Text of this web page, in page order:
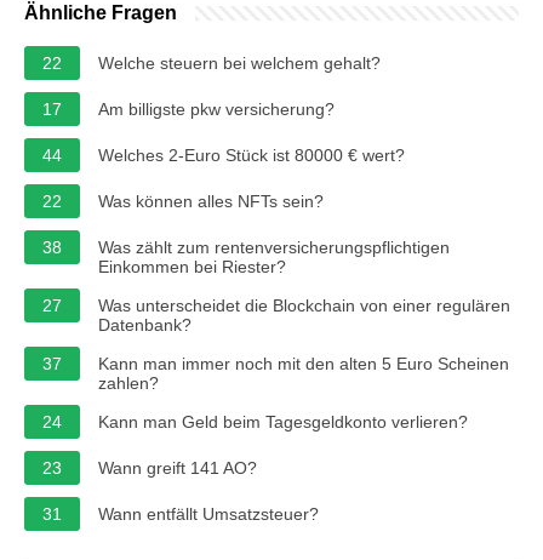
Ähnliche Fragen
22 Welche steuern bei welchem gehalt?
17 Am billigste pkw versicherung?
44 Welches 2-Euro Stück ist 80000 € wert?
22 Was können alles NFTs sein?
38
Was zählt zum rentenversicherungspflichtigen
Einkommen bei Riester?
27
Was unterscheidet die Blockchain von einer regulären
Datenbank?
37
Kann man immer noch mit den alten 5 Euro Scheinen
zahlen?
24
Kann man Geld beim Tagesgeldkonto verlieren?
23 Wann greift 141 AO?
31 Wann entfällt Umsatzsteuer?